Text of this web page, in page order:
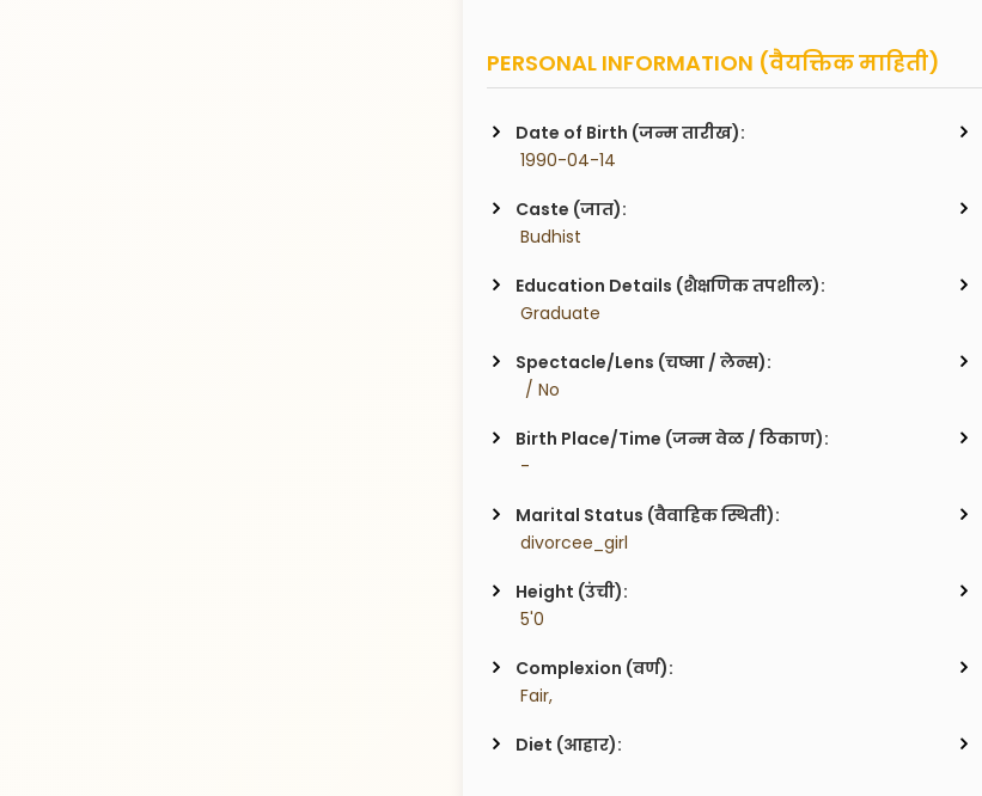
PERSONAL INFORMATION (वैयक्तिक माहिती)
Date of Birth (जन्म तारीख):
1990-04-14
Caste (जात):
Budhist
Education Details (शैक्षणिक तपशील):
Graduate
Spectacle/Lens (चष्मा / लेन्स):
  / No
Birth Place/Time (जन्म वेळ / ठिकाण):
-
Marital Status (वैवाहिक स्थिती):
divorcee_girl
Height (उंची):
5'0
Complexion (वर्ण):
Fair,
Diet (आहार):